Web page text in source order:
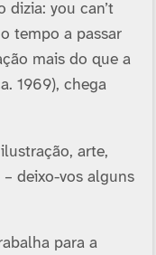
dizia: you can’t
tempo a passar
mais do que a
1969), chega
arte,
deixo-vos alguns
para a